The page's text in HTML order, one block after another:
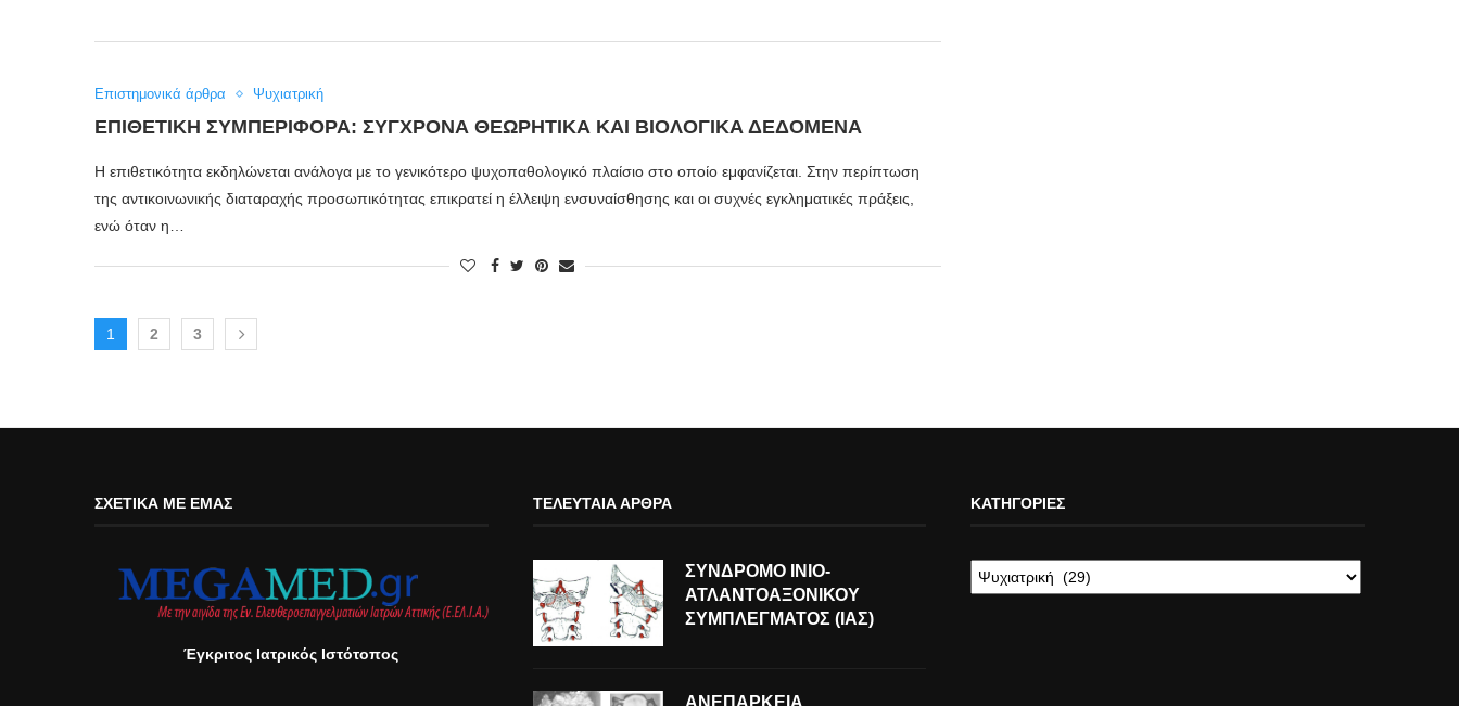
Επιστημονικά άρθρα Ψυχιατρική
ΕΠΙΘΕΤΙΚΉ ΣΥΜΠΕΡΙΦΟΡΆ: ΣΎΓΧΡΟΝΑ ΘΕΩΡΗΤΙΚΆ ΚΑΙ ΒΙΟΛΟΓΙΚΆ ΔΕΔΟΜΈΝΑ
Η επιθετικότητα εκδηλώνεται ανάλογα με το γενικότερο ψυχοπαθολογικό πλαίσιο στο οποίο εμφανίζεται. Στην περίπτωση
της αντικοινωνικής διαταραχής προσωπικότητας επικρατεί η έλλειψη ενσυναίσθησης και οι συχνές εγκληματικές πράξεις,
ενώ όταν η…
1 2 3
ΣΧΕΤΙΚΆ ΜΕ ΕΜΆΣ
Έγκριτος Ιατρικός Ιστότοπος
ΤΕΛΕΥΤΑΊΑ ΆΡΘΡΑ
ΣΥΝΔΡΟΜΟ ΙΝΙΟ-
ΑΤΛΑΝΤΟΑΞΟΝΙΚΟΥ
ΣΥΜΠΛΕΓΜΑΤΟΣ (ΙΑΣ)
ΚΑΤΗΓΟΡΊΕΣ